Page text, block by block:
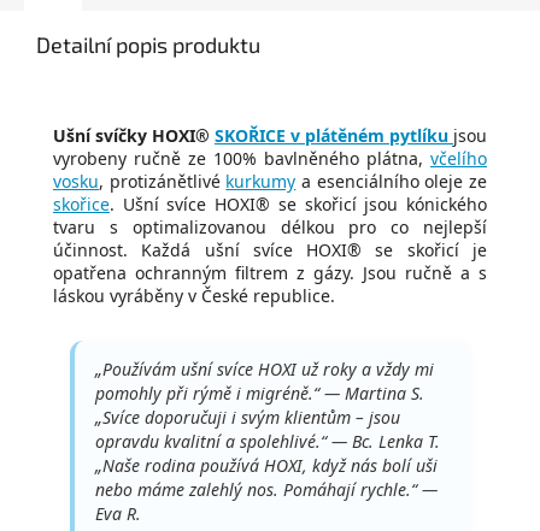
Detailní popis produktu
Ušní svíčky HOXI® SKOŘICE v plátěném pytlíku jsou
vyrobeny ručně ze 100% bavlněného plátna, včelího
vosku, protizánětlivé kurkumy a esenciálního oleje ze
skořice. Ušní svíce HOXI® se skořicí jsou kónického
tvaru s optimalizovanou délkou pro co nejlepší
účinnost. Každá ušní svíce HOXI® se skořicí je
opatřena ochranným filtrem z gázy. Jsou ručně a s
láskou vyráběny v České republice.
„Používám ušní svíce HOXI už roky a vždy mi
pomohly při rýmě i migréně.“ — Martina S.
„Svíce doporučuji i svým klientům – jsou
opravdu kvalitní a spolehlivé.“ — Bc. Lenka T.
„Naše rodina používá HOXI, když nás bolí uši
nebo máme zalehlý nos. Pomáhají rychle.“ —
Eva R.